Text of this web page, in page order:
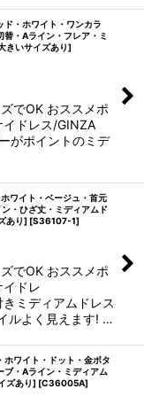
・ホワイト・ワンカラ
替・Aライン・フレア・ミ
きいサイズあり]
でOK おススメポ
イドレス/GINZA
がポイントのミデ
ワイト・ベージュ・首元
・ひざ丈・ミディアムド
あり] [S36107-1]
でOK おススメポ
イドレ
ミディアムドレス
ルよく見えます! …
ワイト・ドット・金ボタ
ブ・Aライン・ミディアム
ズあり] [C36005A]